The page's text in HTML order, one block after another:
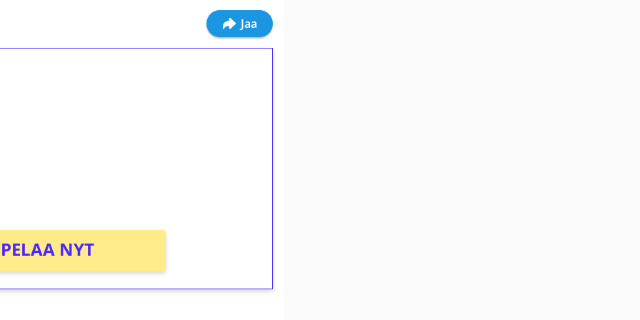
Jaa
PELAA NYT